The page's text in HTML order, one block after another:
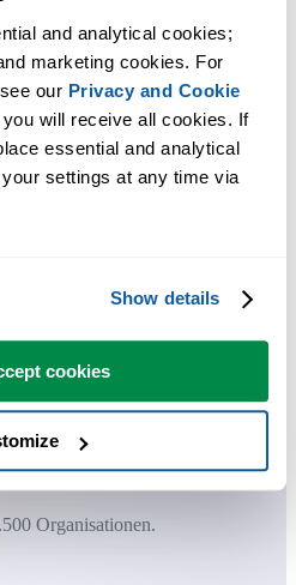
and analytical cookies;
marketing cookies. For
our Privacy and Cookie
will receive all cookies. If
essential and analytical
settings at any time via
Show details
cookies
Nutzer in Excel vermissen.
Schnell und einfach.
sparen und Dinge zu tun, die mit
wenigen Tools. Viele nutzen
Organisationen.